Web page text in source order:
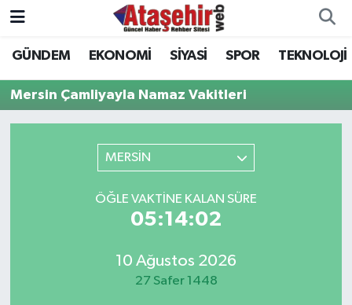
GÜNDEM EKONOMİ SİYASİ SPOR TEKNOLOJİ
Mersin Çamliyayla Namaz Vakitleri
MERSİN
ÖĞLE VAKTINE KALAN SÜRE
05:14:02
10 Ağustos 2026
27 Safer 1448
Hava Durumu
Trafik Durumu
Son Dakika Haberleri
Haber Arşivi